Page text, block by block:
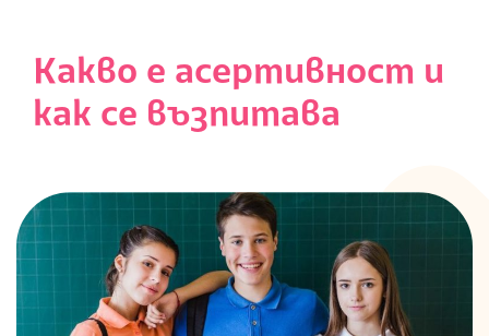
Y
K
D
S
Какво е асертивност и
как се възпитава